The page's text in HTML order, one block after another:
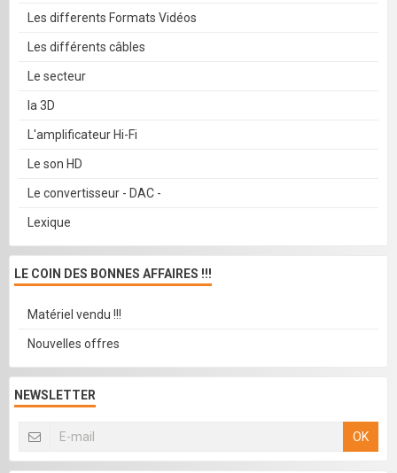
Les differents Formats Vidéos
Les différents câbles
Le secteur
la 3D
L'amplificateur Hi-Fi
Le son HD
Le convertisseur - DAC -
Lexique
LE COIN DES BONNES AFFAIRES !!!
Matériel vendu !!!
Nouvelles offres
NEWSLETTER
OK